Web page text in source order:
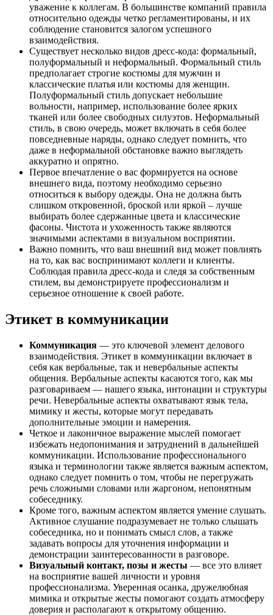
уважение к коллегам. В большинстве компаний правила
относительно одежды четко регламентированы, и их
соблюдение становится залогом успешного
взаимодействия.
Существует несколько видов дресс-кода: формальный,
полуформальный и неформальный. Формальный стиль
предполагает строгие костюмы для мужчин и
классические платья или костюмы для женщин.
Полуформальный стиль допускает небольшие
вольности, например, использование более ярких
тканей или более свободных силуэтов. Неформальный
стиль, в свою очередь, может включать в себя более
повседневные наряды, однако следует помнить, что
даже в неформальной обстановке важно выглядеть
аккуратно и опрятно.
Первое впечатление о вас формируется на основе
внешнего вида, поэтому необходимо серьезно
относиться к выбору одежды. Она не должна быть
слишком откровенной, броской или яркой – лучше
выбирать более сдержанные цвета и классические
фасоны. Чистота и ухоженность также являются
значимыми аспектами в визуальном восприятии.
Важно помнить, что ваш внешний вид может повлиять
на то, как вас воспринимают коллеги и клиенты.
Соблюдая правила дресс-кода и следя за собственным
стилем, вы демонстрируете профессионализм и
серьезное отношение к своей работе.
Этикет в коммуникации
Коммуникация — это ключевой элемент делового
взаимодействия. Этикет в коммуникации включает в
себя как вербальные, так и невербальные аспекты
общения. Вербальные аспекты касаются того, как мы
разговариваем — нашего языка, интонации и структуры
речи. Невербальные аспекты охватывают язык тела,
мимику и жесты, которые могут передавать
дополнительные эмоции и намерения.
Четкое и лаконичное выражение мыслей помогает
избежать недопонимания и затруднений в дальнейшей
коммуникации. Использование профессионального
языка и терминологии также является важным аспектом,
однако следует помнить о том, чтобы не перегружать
речь сложными словами или жаргоном, непонятным
собеседнику.
Кроме того, важным аспектом является умение слушать.
Активное слушание подразумевает не только слышать
собеседника, но и понимать смысл слов, а также
задавать вопросы для уточнения информации и
демонстрации заинтересованности в разговоре.
Визуальный контакт, позы и жесты — все это влияет
на восприятие вашей личности и уровня
профессионализма. Уверенная осанка, дружелюбная
мимика и открытые жесты помогают создать атмосферу
доверия и располагают к открытому общению.